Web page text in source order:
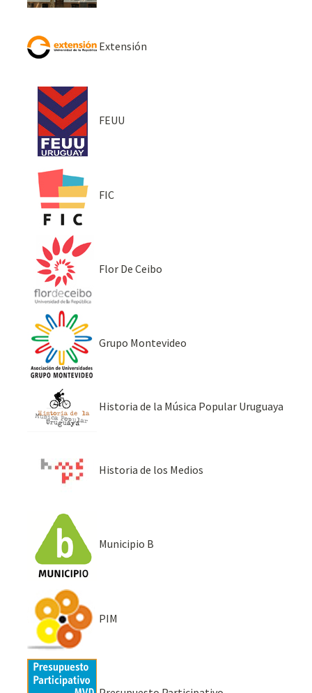
Extensión
FEUU
FIC
Flor De Ceibo
Grupo Montevideo
Historia de la Música Popular Uruguaya
Historia de los Medios
Municipio B
PIM